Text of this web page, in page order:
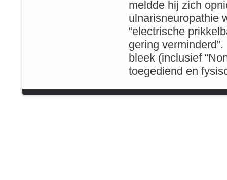
meldde hij zich
ulnarisneuropathie
“electrische
gering
bleek (inclusief
toegediend en